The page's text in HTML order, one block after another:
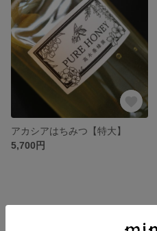
アカシアはちみつ【特大】
5,700円
髙木養蜂園 の作品一覧